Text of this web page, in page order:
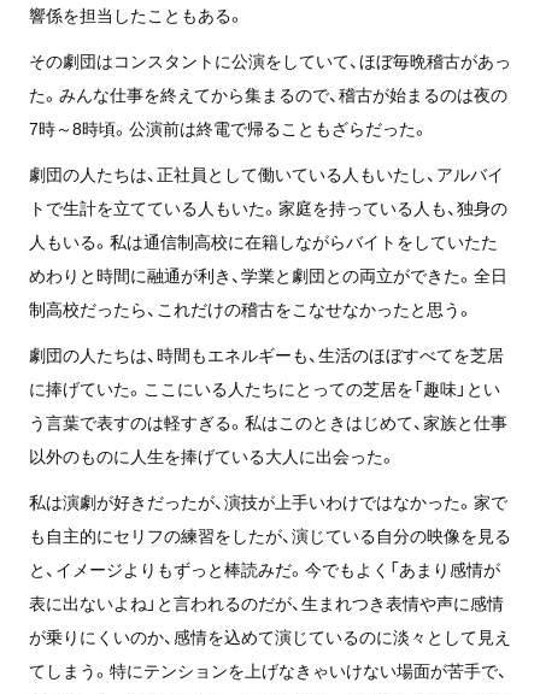
響係を担当したこともある。
その劇団はコンスタントに公演をしていて、ほぼ毎晩稽古があっ
た。みんな仕事を終えてから集まるので、稽古が始まるのは夜の
7時～8時頃。公演前は終電で帰ることもざらだった。
劇団の人たちは、正社員として働いている人もいたし、アルバイ
トで生計を立てている人もいた。家庭を持っている人も、独身の
人もいる。私は通信制高校に在籍しながらバイトをしていたた
めわりと時間に融通が利き、学業と劇団との両立ができた。全日
制高校だったら、これだけの稽古をこなせなかったと思う。
劇団の人たちは、時間もエネルギーも、生活のほぼすべてを芝居
に捧げていた。ここにいる人たちにとっての芝居を「趣味」とい
う言葉で表すのは軽すぎる。私はこのときはじめて、家族と仕事
以外のものに人生を捧げている大人に出会った。
私は演劇が好きだったが、演技が上手いわけではなかった。家で
も自主的にセリフの練習をしたが、演じている自分の映像を見る
と、イメージよりもずっと棒読みだ。今でもよく「あまり感情が
表に出ないよね」と言われるのだが、生まれつき表情や声に感情
が乗りにくいのか、感情を込めて演じているのに淡々として見え
てしまう。特にテンションを上げなきゃいけない場面が苦手で、